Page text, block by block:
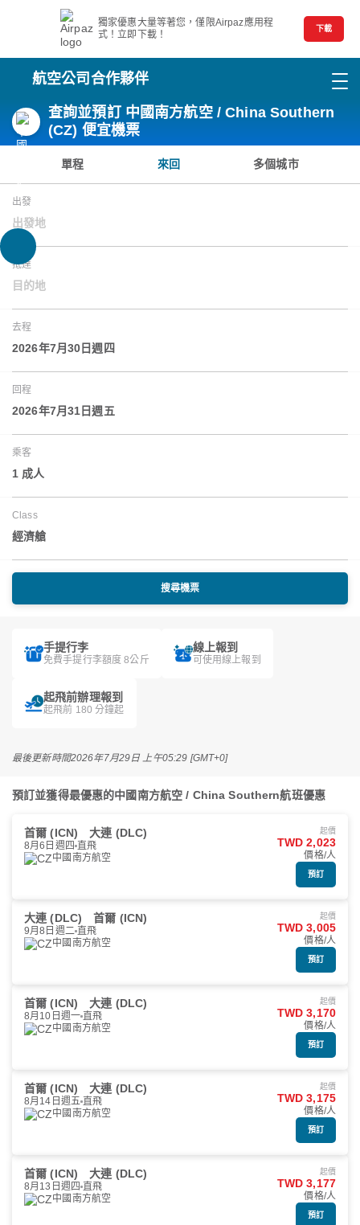
獨家優惠大量等著您，僅限Airpaz應用程
式！立即下載！
下載
航空公司合作夥伴
查詢並預訂 中國南方航空 / China Southern
(CZ) 便宜機票
單程 來回 多個城市
出發
出發地
抵達
目的地
去程
2026年7月30日週四
回程
2026年7月31日週五
乘客
1 成人
Class
經濟艙
搜尋機票
手提行李
免費手提行李額度 8公斤
線上報到
可使用線上報到
起飛前辦理報到
起飛前 180 分鐘起
最後更新時間2026年7月29日 上午05:29 [GMT+0]
預訂並獲得最優惠的中國南方航空 / China Southern航班優惠
首爾 (ICN) 大連 (DLC)
8月6日週四 直飛
中國南方航空
起價
TWD 2,023
價格/人
預訂
大連 (DLC) 首爾 (ICN)
9月8日週二 直飛
中國南方航空
起價
TWD 3,005
價格/人
預訂
首爾 (ICN) 大連 (DLC)
8月10日週一 直飛
中國南方航空
起價
TWD 3,170
價格/人
預訂
首爾 (ICN) 大連 (DLC)
8月14日週五 直飛
中國南方航空
起價
TWD 3,175
價格/人
預訂
首爾 (ICN) 大連 (DLC)
8月13日週四 直飛
中國南方航空
起價
TWD 3,177
價格/人
預訂